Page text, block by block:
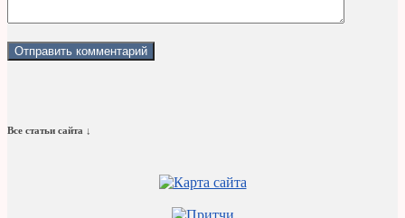
Все статьи сайта ↓